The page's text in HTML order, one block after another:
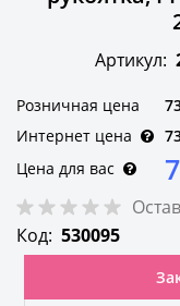
Артикул:
Розничная цена
Интернет цена
Цена для вас
Код: 530095